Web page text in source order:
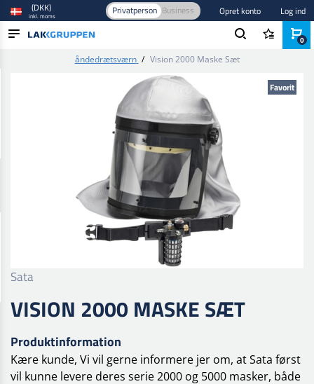
(DKK)
inkl. moms Privatperson Business Opret konto Log ind
åndedrætsværn / Vision 2000 Maske Sæt
Favorit
Sata
VISION 2000 MASKE SÆT
Produktinformation
Kære kunde, Vi vil gerne informere jer om, at Sata først
vil kunne levere deres serie 2000 og 5000 masker, både
0